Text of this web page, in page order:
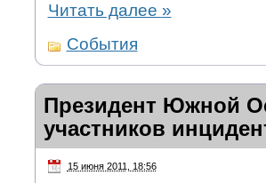
Читать далее »
События
Президент Южной
участников
15 июня 2011, 18:56